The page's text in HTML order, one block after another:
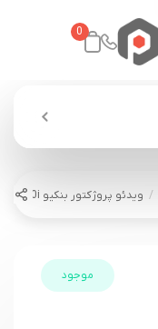
0
ویدئو پروژکتور بنکیو BENQ W2710i
موجود